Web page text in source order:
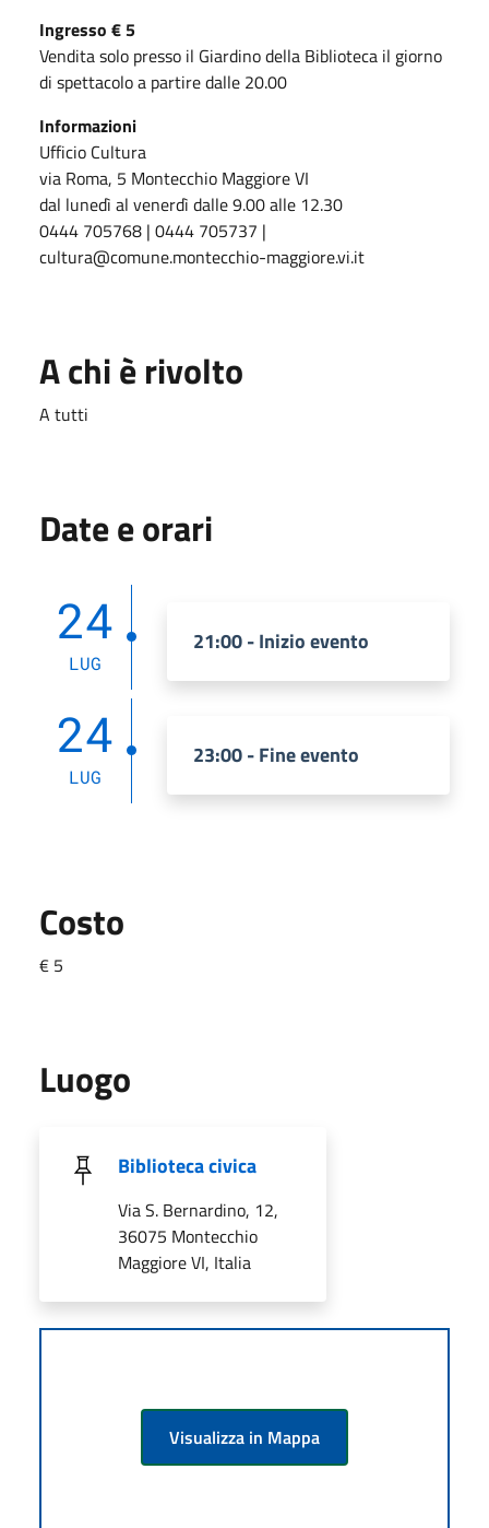
Ingresso € 5
Vendita solo presso il Giardino della Biblioteca il giorno
di spettacolo a partire dalle 20.00
Informazioni
Ufficio Cultura
via Roma, 5 Montecchio Maggiore VI
dal lunedì al venerdì dalle 9.00 alle 12.30
0444 705768 | 0444 705737 |
cultura@comune.montecchio-maggiore.vi.it
A chi è rivolto
A tutti
Date e orari
24
LUG
21:00 - Inizio evento
24
LUG
23:00 - Fine evento
Costo
€ 5
Luogo
Biblioteca civica
Via S. Bernardino, 12,
36075 Montecchio
Maggiore VI, Italia
Visualizza in Mappa